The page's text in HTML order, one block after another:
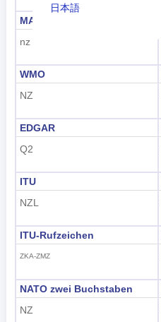
日本語
tiếng Việt
한국어
MARC
nz
WMO
NZ
EDGAR
Q2
ITU
NZL
ITU-Rufzeichen
ZKA-ZMZ
NATO zwei Buchstaben
NZ